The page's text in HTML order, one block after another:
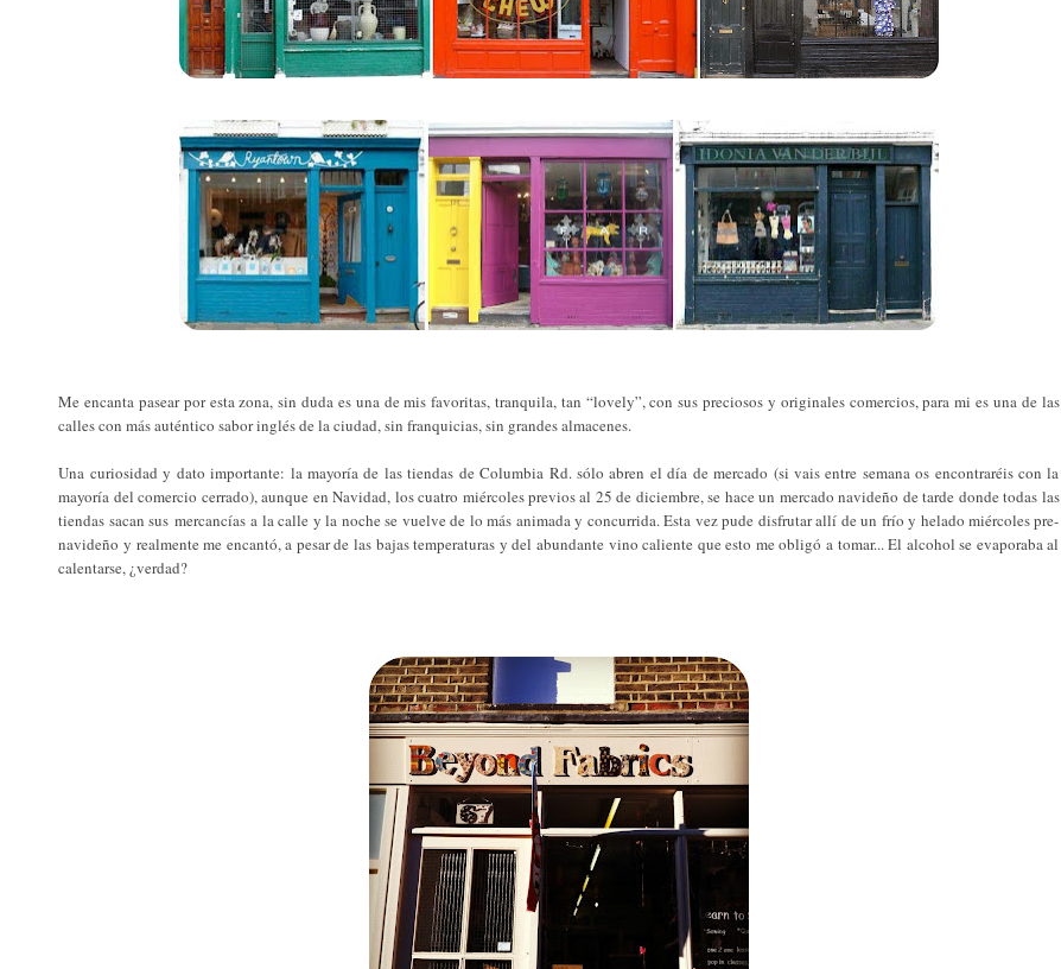
Me encanta pasear por esta zona, sin duda es una de mis favoritas, tranquila, tan “lovely”, con sus preciosos y originales comercios, para mi es una de las
calles con más auténtico sabor inglés de la ciudad, sin franquicias, sin grandes almacenes.
Una curiosidad y dato importante: la mayoría de las tiendas de Columbia Rd. sólo abren el día de mercado (si vais entre semana os encontraréis con la
mayoría del comercio cerrado), aunque en Navidad, los cuatro miércoles previos al 25 de diciembre, se hace un mercado navideño de tarde donde todas las
tiendas sacan sus mercancías a la calle y la noche se vuelve de lo más animada y concurrida. Esta vez pude disfrutar allí de un frío y helado miércoles pre-
navideño y realmente me encantó, a pesar de las bajas temperaturas y del abundante vino caliente que esto me obligó a tomar... El alcohol se evaporaba al
calentarse, ¿verdad?